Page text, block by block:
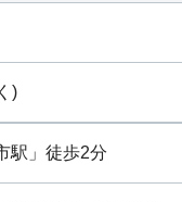
)
駅 」徒歩2分